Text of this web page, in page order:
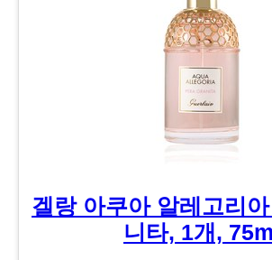
겔랑 아쿠아 알레고리
니타, 1개, 75ml